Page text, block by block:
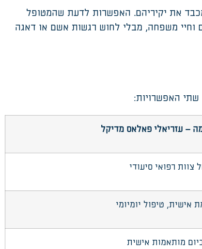
את יקיריהם. האפשרות לדעת שהמטופל
וחיי משפחה, מבלי לחוש רגשות אשם או דאגה
האפשרויות:
– עזריאלי פאלאס מדיקל
אישית, טיפול יומיומי
מותאמות אישית